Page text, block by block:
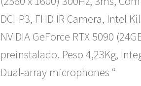
DCI-P3, FHD IR Camera, Intel
NVIDIA GeForce RTX 5090
preinstalado. Peso 4,23Kg,
Dual-array microphones “